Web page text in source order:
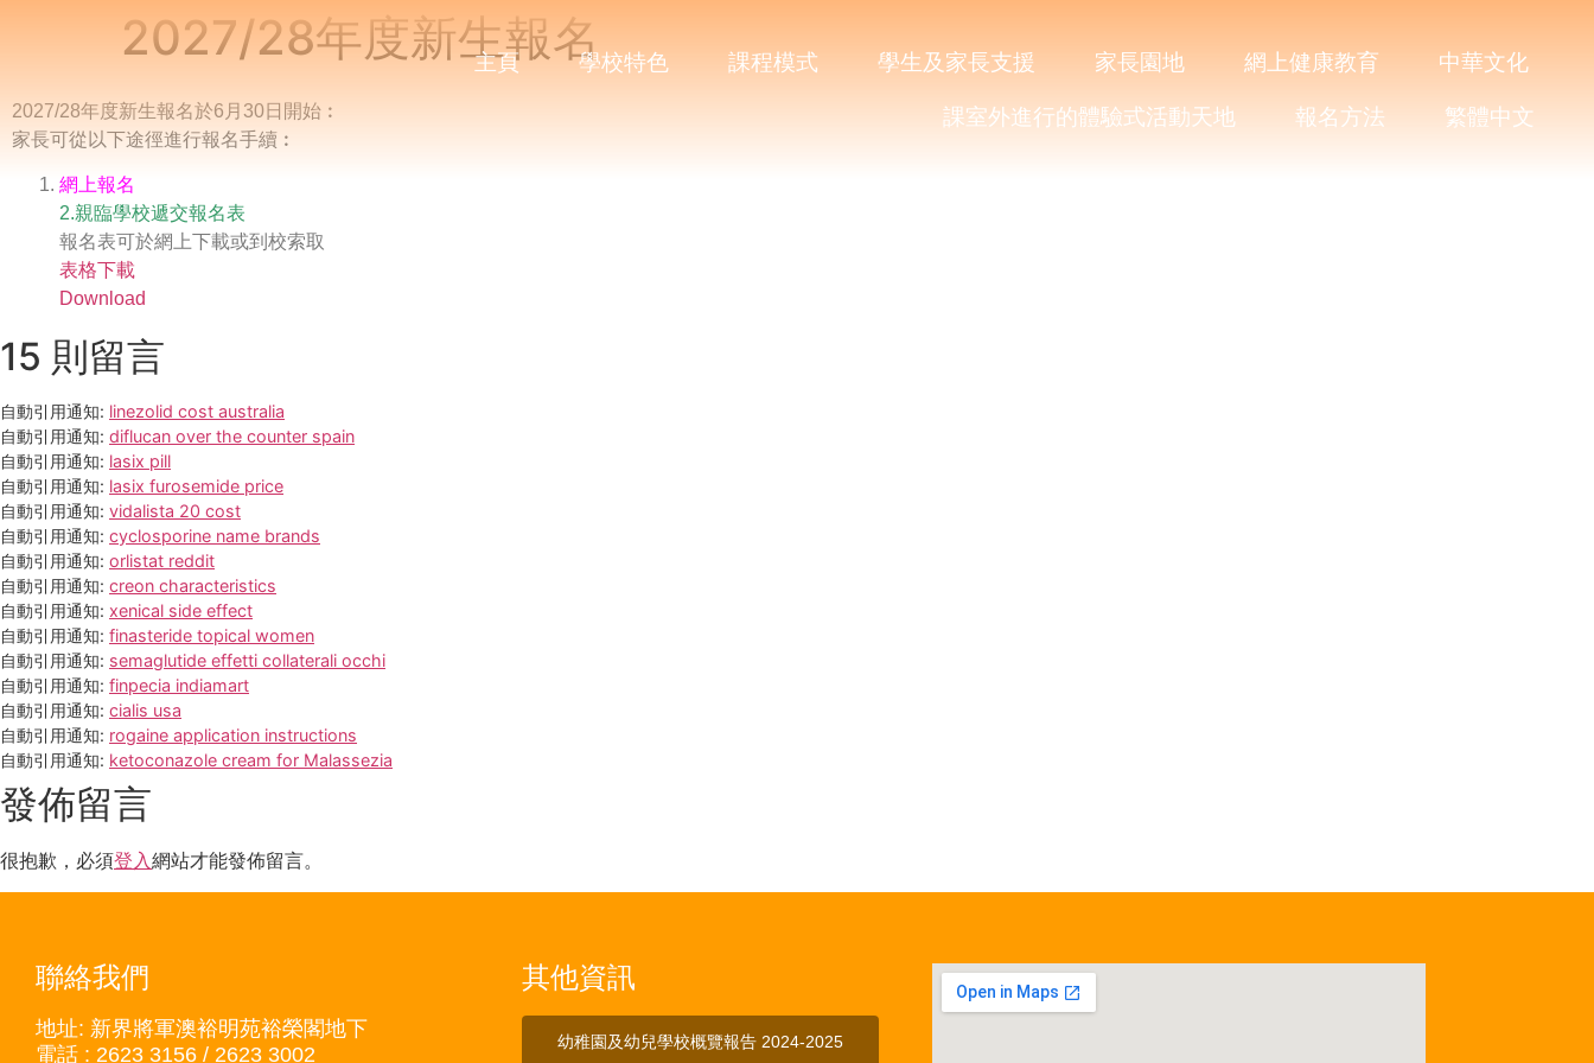
主頁 學校特色 課程模式 學生及家長支援 家長園地 網上健康教育​ 中華文化
課室外進行的體驗式活動天地 報名方法 繁體中文
2027/28年度新生報名
2027/28年度新生報名於6月30日開始︰
家長可從以下途徑進行報名手續︰
網上報名
2.親臨學校遞交報名表
報名表可於網上下載或到校索取
表格下載
Download
15 則留言
自動引用通知: linezolid cost australia
自動引用通知: diflucan over the counter spain
自動引用通知: lasix pill
自動引用通知: lasix furosemide price
自動引用通知: vidalista 20 cost
自動引用通知: cyclosporine name brands
自動引用通知: orlistat reddit
自動引用通知: creon characteristics
自動引用通知: xenical side effect
自動引用通知: finasteride topical women
自動引用通知: semaglutide effetti collaterali occhi
自動引用通知: finpecia indiamart
自動引用通知: cialis usa
自動引用通知: rogaine application instructions
自動引用通知: ketoconazole cream for Malassezia
發佈留言
很抱歉，必須登入網站才能發佈留言。
聯絡我們
地址: 新界將軍澳裕明苑裕榮閣地下
電話 : 2623 3156 / 2623 3002
其他資訊
幼稚園及幼兒學校概覽報告 2024-2025